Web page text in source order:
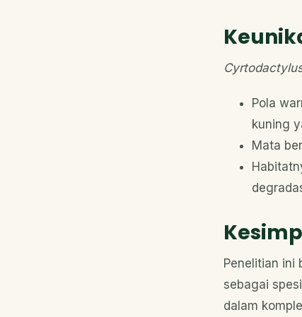
Pola
kuning
Mata
Penelitian ini
sebagai
dalam